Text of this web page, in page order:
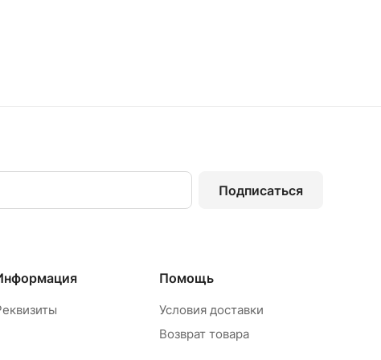
Подписаться
Помощь
Условия доставки
Возврат товара